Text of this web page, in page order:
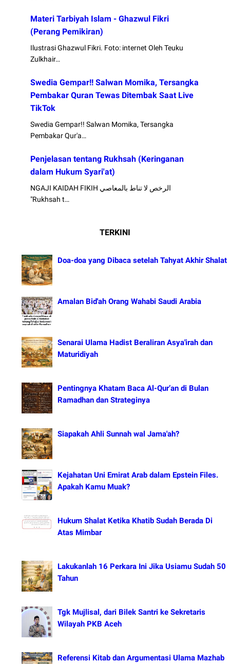
Materi Tarbiyah Islam - Ghazwul Fikri
(Perang Pemikiran)
Ilustrasi Ghazwul Fikri. Foto: internet Oleh Teuku
Zulkhair…
Swedia Gempar!! Salwan Momika, Tersangka
Pembakar Quran Tewas Ditembak Saat Live
TikTok
Swedia Gempar!! Salwan Momika, Tersangka
Pembakar Qur'a…
Penjelasan tentang Rukhsah (Keringanan
dalam Hukum Syari'at)
NGAJI KAIDAH FIKIH الرخص لا تناط بالمعاصي
"Rukhsah t…
TERKINI
Doa-doa yang Dibaca setelah Tahyat Akhir Shalat
Amalan Bid'ah Orang Wahabi Saudi Arabia
Senarai Ulama Hadist Beraliran Asya'irah dan
Maturidiyah
Pentingnya Khatam Baca Al-Qur’an di Bulan
Ramadhan dan Strateginya
Siapakah Ahli Sunnah wal Jama'ah?
Kejahatan Uni Emirat Arab dalam Epstein Files.
Apakah Kamu Muak?
Hukum Shalat Ketika Khatib Sudah Berada Di
Atas Mimbar
Lakukanlah 16 Perkara Ini Jika Usiamu Sudah 50
Tahun
Tgk Mujlisal, dari Bilek Santri ke Sekretaris
Wilayah PKB Aceh
Referensi Kitab dan Argumentasi Ulama Mazhab